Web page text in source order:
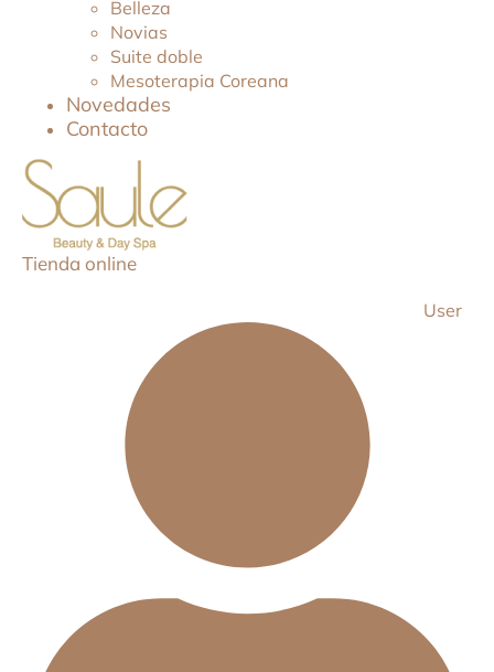
Belleza
Novias
Suite doble
Mesoterapia Coreana
Novedades
Contacto
Tienda online
User